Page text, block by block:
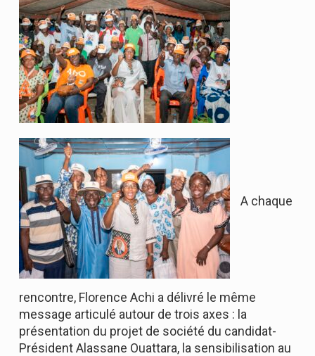
A chaque
rencontre, Florence Achi a délivré le même
message articulé autour de trois axes : la
présentation du projet de société du candidat-
Président Alassane Ouattara, la sensibilisation au